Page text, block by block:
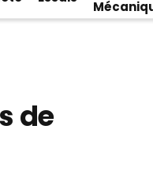
de